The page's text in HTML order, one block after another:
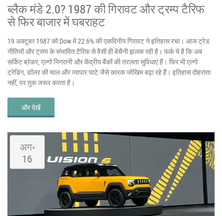
ब्लैक मंडे 2.0? 1987 की गिरावट और ट्रम्प टैरिफ
से फिर बाजार में घबराहट
19 अक्टूबर 1987 को Dow में 22.6% की एकदिनीय गिरावट ने इतिहास रचा। आज ट्रेड
नीतियों और ट्रम्प के संभावित टैरिफ से वैसी ही बेचैनी झलक रही है। फर्क ये है कि अब
सर्किट ब्रेकर, एल्गो निगरानी और केंद्रीय बैंकों की तरलता सुविधाएं हैं। फिर भी एल्गो
ट्रेडिंग, डॉलर की चाल और व्यापार घाटे जैसे कारक जोखिम बढ़ा रहे हैं। इतिहास दोहराता
नहीं, पर तुक जरूर करता है।
और देखें
अग॰
16